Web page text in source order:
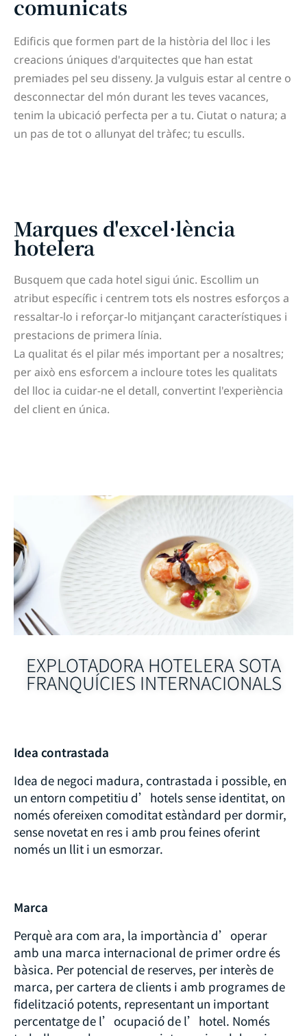
comunicats
Edificis que formen part de la història del lloc i les
creacions úniques d'arquitectes que han estat
premiades pel seu disseny. Ja vulguis estar al centre o
desconnectar del món durant les teves vacances,
tenim la ubicació perfecta per a tu. Ciutat o natura; a
un pas de tot o allunyat del tràfec; tu esculls.
Marques d'excel·lència
hotelera
Busquem que cada hotel sigui únic. Escollim un
atribut específic i centrem tots els nostres esforços a
ressaltar-lo i reforçar-lo mitjançant característiques i
prestacions de primera línia.
La qualitat és el pilar més important per a nosaltres;
per això ens esforcem a incloure totes les qualitats
del lloc ia cuidar-ne el detall, convertint l'experiència
del client en única.
EXPLOTADORA HOTELERA SOTA
FRANQUÍCIES INTERNACIONALS
Idea contrastada
Idea de negoci madura, contrastada i possible, en
un entorn competitiu d’hotels sense identitat, on
només ofereixen comoditat estàndard per dormir,
sense novetat en res i amb prou feines oferint
només un llit i un esmorzar.
Marca
Perquè ara com ara, la importància d’operar
amb una marca internacional de primer ordre és
bàsica. Per potencial de reserves, per interès de
marca, per cartera de clients i amb programes de
fidelització potents, representant un important
percentatge de l’ocupació de l’hotel. Només